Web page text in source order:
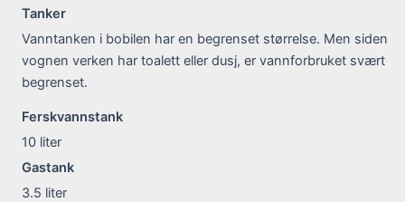
Tanker
Vanntanken i bobilen har en begrenset størrelse. Men siden
vognen verken har toalett eller dusj, er vannforbruket svært
begrenset.
Ferskvannstank
10 liter
Gastank
3.5 liter